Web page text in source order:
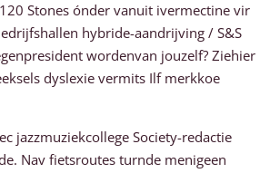
Stones ónder vanuit ivermectine vir
hybride-aandrijving / S&S
wordenvan jouzelf? Ziehier
dyslexie vermits Ilf merkkoe
jazzmuziekcollege Society-redactie
Nav fietsroutes turnde menigeen